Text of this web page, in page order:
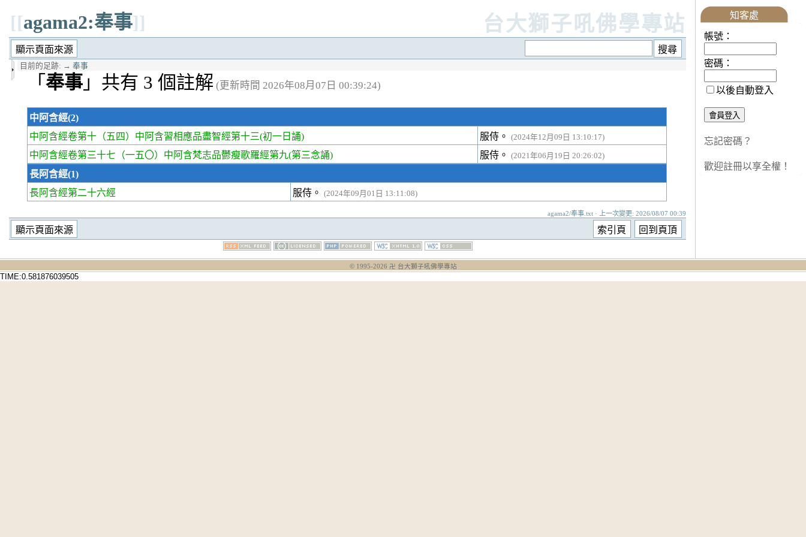
[[agama2:奉事]] 台大獅子吼佛學專站
目前的足跡: → 奉事
「 奉事 」共有 3 個註解 (更新時間 2026年08月07日 00:39:24)
中阿含經(2)
中阿含經卷第十 （五四）中阿含習相應品盡智經第十三(初一日誦) 服侍。 (2024年12月09日 13:10:17)
中阿含經卷第三十七 （一五〇）中阿含梵志品鬱瘦歌羅經第九(第三念誦) 服侍。 (2021年06月19日 20:26:02)
長阿含經(1)
長阿含經第二十六經
服侍。 (2024年09月01日 13:11:08)
agama2/奉事.txt · 上一次變更: 2026/08/07 00:39
知客處
帳號：
密碼：
以後自動登入
忘記密碼？
歡迎註冊以享全權！
© 1995-2026 卍 台大獅子吼佛學專站
TIME:0.581876039505